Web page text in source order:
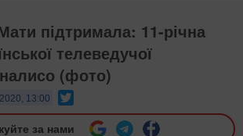
підтримала: 11-річна
телеведучої
(фото)
13:00
за нами